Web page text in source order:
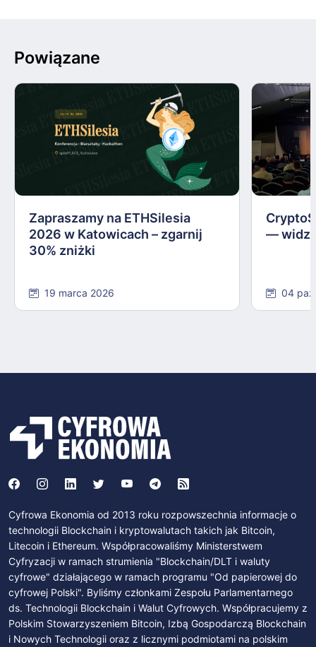
Powiązane
Zapraszamy na ETHSilesia
2026 w Katowicach – zgarnij
30% zniżki
19 marca 2026
—
04
Cyfrowa Ekonomia od 2013 roku rozpowszechnia informacje o
technologii Blockchain i kryptowalutach takich jak Bitcoin,
Litecoin i Ethereum. Współpracowaliśmy Ministerstwem
Cyfryzacji w ramach strumienia "Blockchain/DLT i waluty
cyfrowe" działającego w ramach programu "Od papierowej do
cyfrowej Polski". Byliśmy członkami Zespołu Parlamentarnego
ds. Technologii Blockchain i Walut Cyfrowych. Współpracujemy z
Polskim Stowarzyszeniem Bitcoin, Izbą Gospodarczą Blockchain
i Nowych Technologii oraz z licznymi podmiotami na polskim